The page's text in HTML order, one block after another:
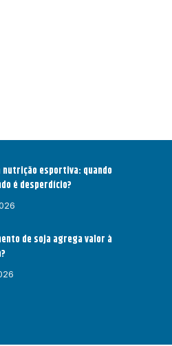
nutrição esportiva: quando
é desperdício?
de soja agrega valor à